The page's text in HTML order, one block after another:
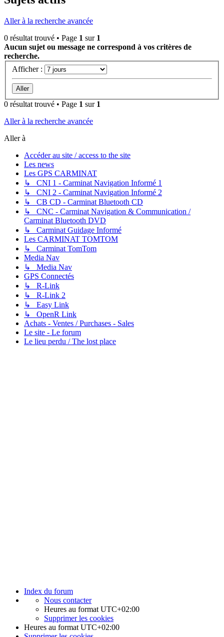
Aller à la recherche avancée
0 résultat trouvé • Page 1 sur 1
Aucun sujet ou message ne correspond à vos critères de
recherche.
Afficher :
0 résultat trouvé • Page 1 sur 1
Aller à la recherche avancée
Aller à
Accéder au site / access to the site
Les news
Les GPS CARMINAT
↳ CNI 1 - Carminat Navigation Informé 1
↳ CNI 2 - Carminat Navigation Informé 2
↳ CB CD - Carminat Bluetooth CD
↳ CNC - Carminat Navigation & Communication /
Carminat Bluetooth DVD
↳ Carminat Guidage Informé
Les CARMINAT TOMTOM
↳ Carminat TomTom
Media Nav
↳ Media Nav
GPS Connectés
↳ R-Link
↳ R-Link 2
↳ Easy Link
↳ OpenR Link
Achats - Ventes / Purchases - Sales
Le site - Le forum
Le lieu perdu / The lost place
Index du forum
Nous contacter
Heures au format UTC+02:00
Supprimer les cookies
Heures au format UTC+02:00